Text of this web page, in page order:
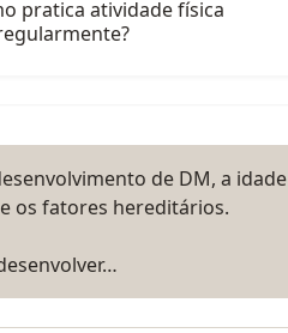
pratica atividade física
de DM, a idade
os fatores hereditários.